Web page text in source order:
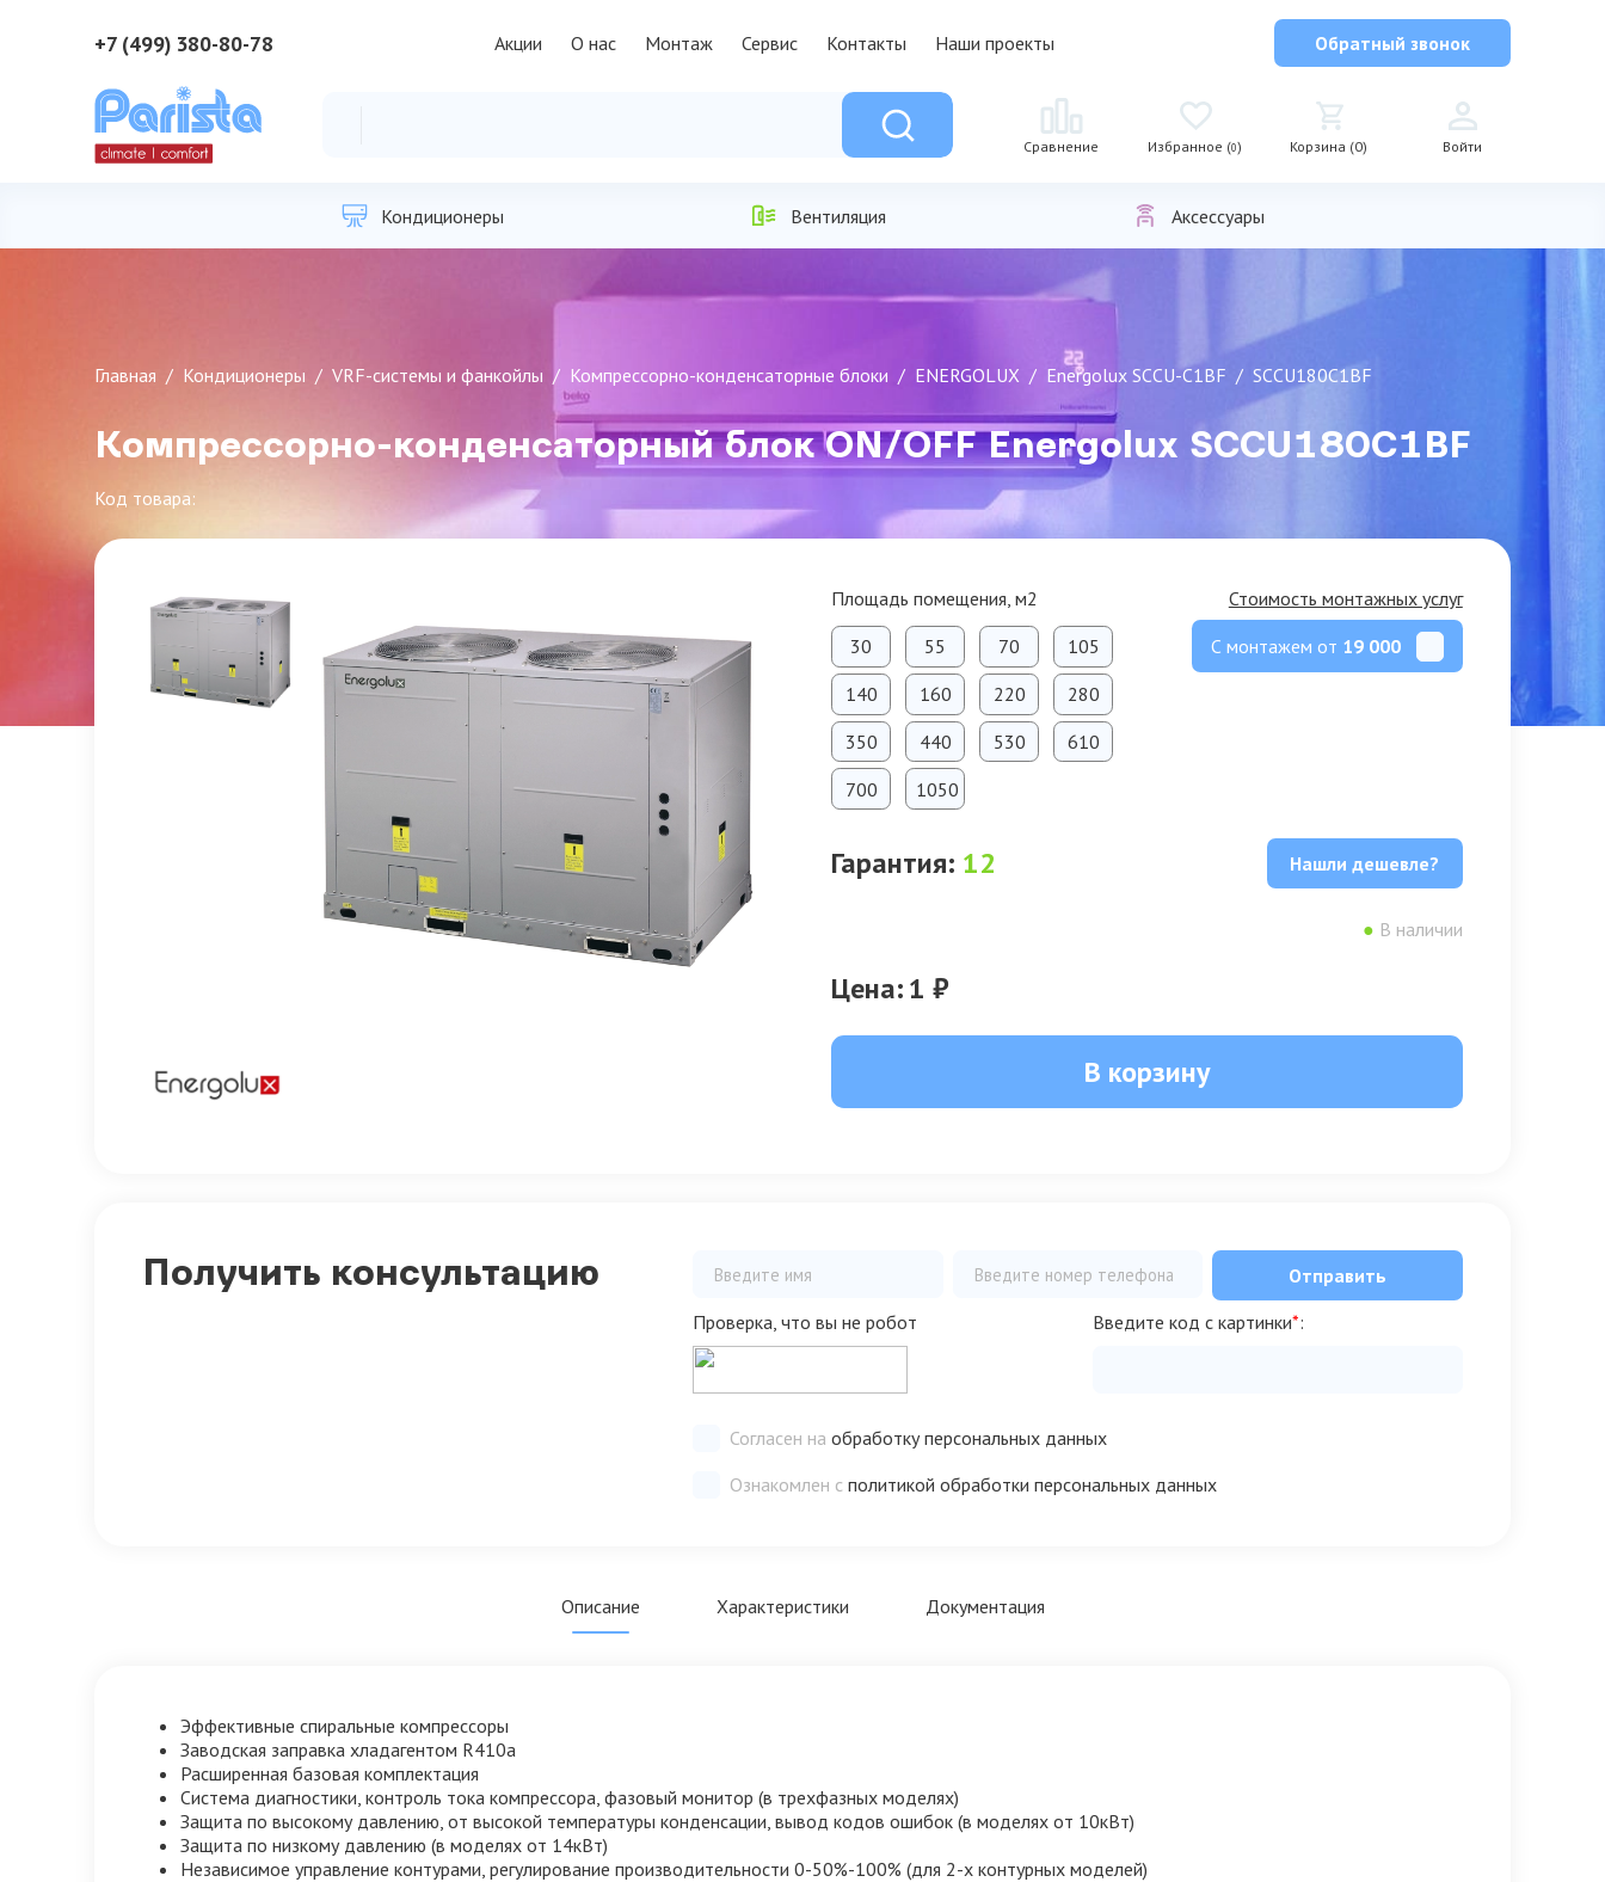
+7 (499) 380-80-78 Акции О нас Монтаж Сервис Контакты Наши проекты Обратный звонок
Сравнение Избранное (0) Корзина (0) Войти
Кондиционеры Вентиляция Аксессуары
Главная Кондиционеры VRF-системы и фанкойлы Компрессорно-конденсаторные блоки ENERGOLUX Energolux SCCU-C1BF SCCU180C1BF
Компрессорно-конденсаторный блок ON/OFF Energolux SCCU180C1BF
Код товара:
Площадь помещения, м2
30 55 70
105
140
160 220
280
350
440 530
610
700
1050
Стоимость монтажных услуг
С монтажем от 19 000
Гарантия: 12 Нашли дешевле?
● В наличии
Цена:1 ₽
В корзину
Получить консультацию
Отправить
Проверка, что вы не робот
Введите код с картинки*:
Согласен наобработку персональных данных
Ознакомлен сполитикой обработки персональных данных
Описание Характеристики Документация
Эффективные спиральные компрессоры
Заводская заправка хладагентом R410a
Расширенная базовая комплектация
Система диагностики, контроль тока компрессора, фазовый монитор (в трехфазных моделях)
Защита по высокому давлению, от высокой температуры конденсации, вывод кодов ошибок (в моделях от 10кВт)
Защита по низкому давлению (в моделях от 14кВт)
Независимое управление контурами, регулирование производительности 0-50%-100% (для 2-х контурных моделей)